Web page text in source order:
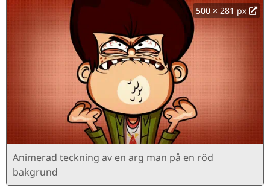
500 × 281 px
Animerad teckning av en arg man på en röd
bakgrund